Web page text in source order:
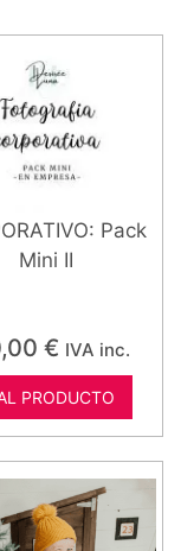
Pack
Mini II
€ IVA inc.
PRODUCTO